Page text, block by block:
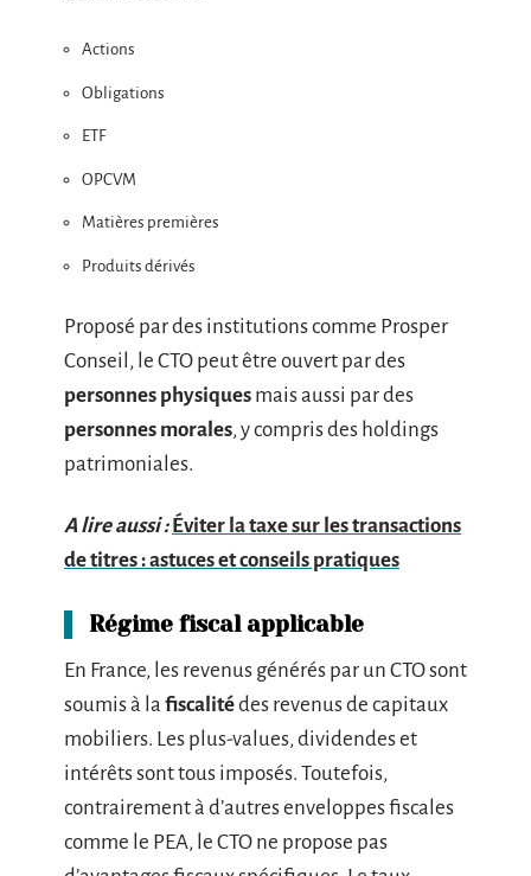
Actions
Obligations
ETF
OPCVM
Matières premières
Produits dérivés
Proposé par des institutions comme Prosper
Conseil, le CTO peut être ouvert par des
personnes physiques mais aussi par des
personnes morales, y compris des holdings
patrimoniales.
A lire aussi : Éviter la taxe sur les transactions
de titres : astuces et conseils pratiques
Régime fiscal applicable
En France, les revenus générés par un CTO sont
soumis à la fiscalitédes revenus de capitaux
mobiliers. Les plus-values, dividendes et
intérêts sont tous imposés. Toutefois,
contrairement à d’autres enveloppes fiscales
comme le PEA, le CTO ne propose pas